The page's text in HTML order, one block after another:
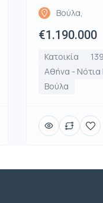
Βούλα,
€1.190.000
Κατοικία
Αθήνα -
Βούλα